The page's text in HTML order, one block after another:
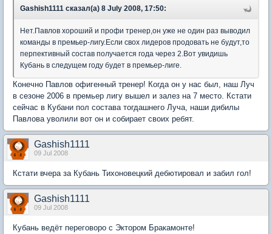
Gashish1111 сказал(а) 8 July 2008, 17:50:
Нет.Павлов хороший и профи тренер,он уже не один раз выводил
команды в премьер-лигу.Если свох лидеров продовать не будут,то
перпективный состав получается года через 2.Вот увидишь
Кубань в следущем году будет в премьер-лиге.
Конечно Павлов офигенный тренер! Когда он у нас был, наш Луч
в сезоне 2006 в премьер лигу вышел и залез на 7 место. Кстати
сейчас в Кубани пол состава тогдашнего Луча, наши дибилы
Павлова уволили вот он и собирает своих ребят.
Gashish1111
09 Jul 2008
Кстати вчера за Кубань Тихоновецкий дебютировал и забил гол!
Gashish1111
09 Jul 2008
Кубань ведёт переговоро с Эктором Бракамонте!